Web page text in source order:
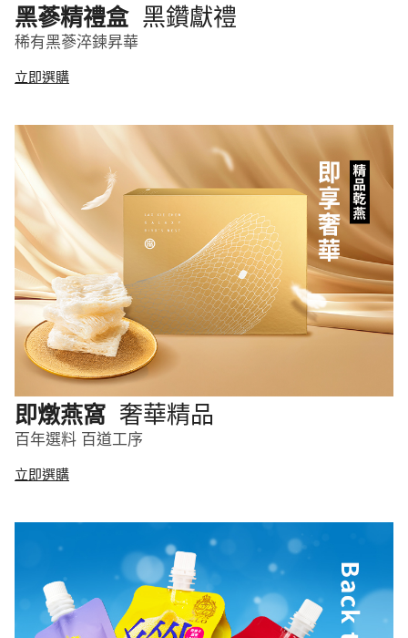
黑蔘精禮盒 黑鑽獻禮
稀有黑蔘淬鍊昇華
立即選購
即燉燕窩 奢華精品
百年選料 百道工序
立即選購